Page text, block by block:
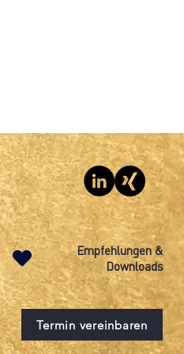
Empfehlungen &
Downloads
Termin vereinbaren